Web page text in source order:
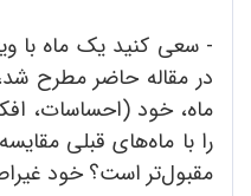
- سعی کنید یک ماه با
در مقاله حاضر مطرح
ماه، خود (احساسات،
را با ماه‌های قبلی
مقبول‌تر است؟ خود